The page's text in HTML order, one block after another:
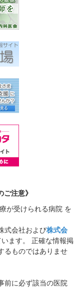
ご注意》
が受けられる病院 を
式会社および株式会
ます。 正確な情報掲
るものではありませ
前に必ず該当の医院